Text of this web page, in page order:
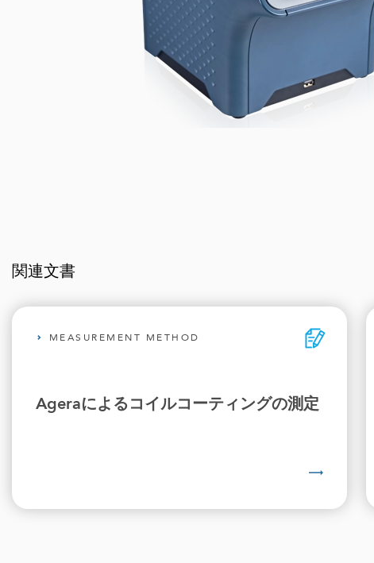
関連文書
MEASUREMENT METHOD
Ageraによるコイルコーティングの測定